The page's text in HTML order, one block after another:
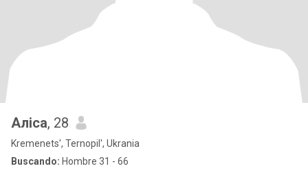
Аліса, 28
Kremenets', Ternopil', Ukrania
Buscando: Hombre 31 - 66